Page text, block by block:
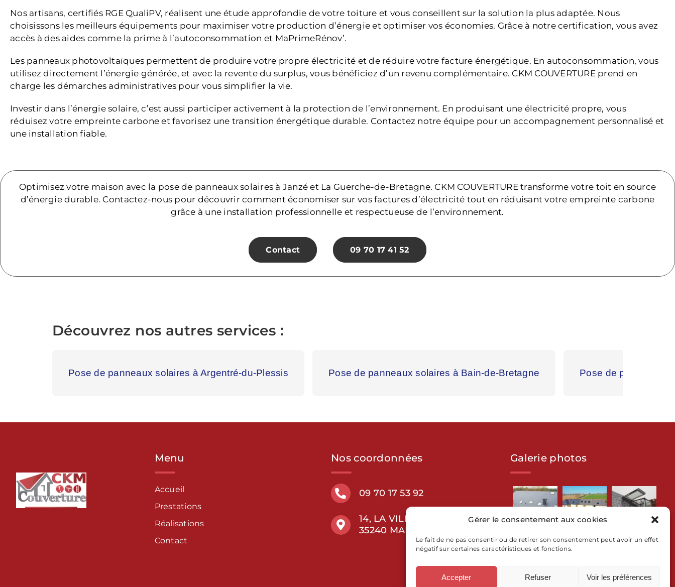
Gérer le consentement aux cookies
Le fait de ne pas consentir ou de retirer son consentement peut avoir un effet
négatif sur certaines caractéristiques et fonctions.
Accepter Refuser Voir les préférences
Nos artisans, certifiés RGE QualiPV, réalisent une étude approfondie de votre toiture et vous conseillent sur la solution la plus adaptée. Nous
choisissons les meilleurs équipements pour maximiser votre production d’énergie et optimiser vos économies. Grâce à notre certification, vous avez
accès à des aides comme la prime à l’autoconsommation et MaPrimeRénov’.
Les panneaux photovoltaïques permettent de produire votre propre électricité et de réduire votre facture énergétique. En autoconsommation, vous
utilisez directement l’énergie générée, et avec la revente du surplus, vous bénéficiez d’un revenu complémentaire. CKM COUVERTURE prend en
charge les démarches administratives pour vous simplifier la vie.
Investir dans l’énergie solaire, c’est aussi participer activement à la protection de l’environnement. En produisant une électricité propre, vous
réduisez votre empreinte carbone et favorisez une transition énergétique durable. Contactez notre équipe pour un accompagnement personnalisé et
une installation fiable.
Optimisez votre maison avec la pose de panneaux solaires à Janzé et La Guerche-de-Bretagne. CKM COUVERTURE transforme votre toit en source
d’énergie durable. Contactez-nous pour découvrir comment économiser sur vos factures d’électricité tout en réduisant votre empreinte carbone
grâce à une installation professionnelle et respectueuse de l’environnement.
Contact 09 70 17 41 52
Découvrez nos autres services :
Pose de panneaux solaires à Argentré-du-Plessis Pose de panneaux solaires à Bain-de-Bretagne Pose de panneaux
Menu
Accueil
Prestations
Réalisations
Contact
Nos coordonnées
09 70 17 53 92
14, LA VILLE BEDON
35240 MARCILLÉ-ROBERT
Galerie photos